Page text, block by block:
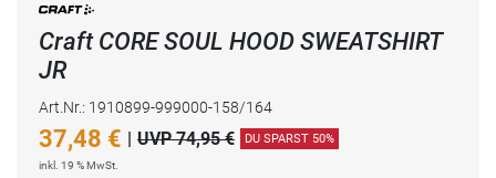
Craft CORE SOUL HOOD SWEATSHIRT
JR
Art.Nr.: 1910899-999000-158/164
37,48 € | UVP 74,95 € DU SPARST 50%
inkl. 19 % MwSt.